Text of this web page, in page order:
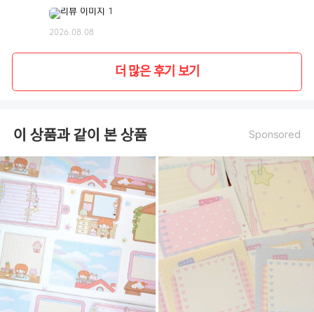
2026.08.08
더 많은 후기 보기
이 상품과 같이 본 상품 Sponsored